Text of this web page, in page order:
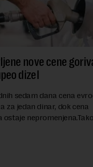
nove cene
dizel
sedam dana cena
za jedan dinar, dok cena
ostaje